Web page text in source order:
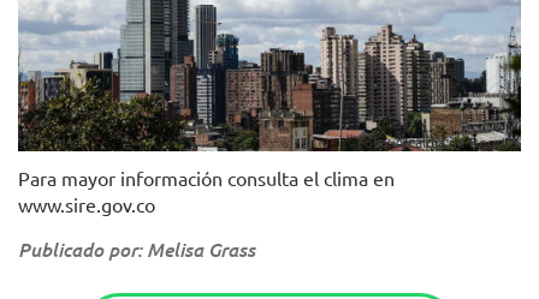
Foto: Alcaldía de Bogotá.
Para mayor información consulta el clima en
www.sire.gov.co
Publicado por: Melisa Grass